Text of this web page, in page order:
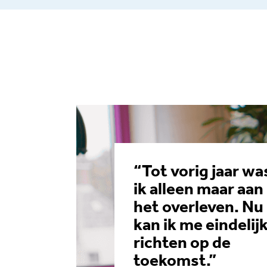
“Tot vorig jaar
ik alleen maar aan
het overleven. Nu
kan ik me
richten op de
toekomst.”